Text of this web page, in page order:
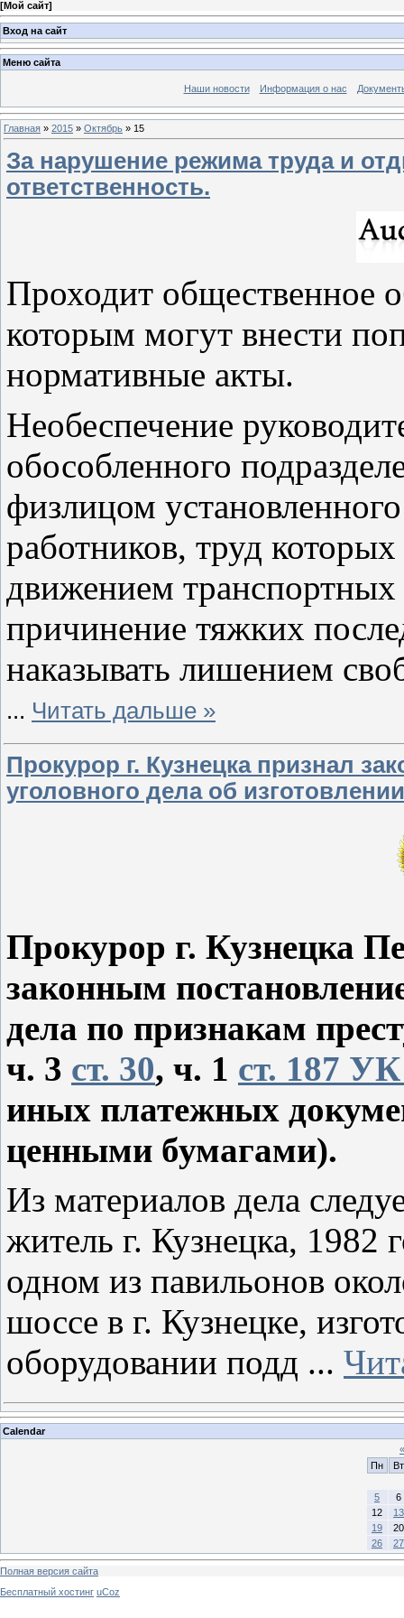
[Мой сайт]
Вход на сайт
Меню сайта
Наши новости Информация о нас
Главная » 2015 » Октябрь » 15
За нарушение режима труда и
ответственность.
Проходит общественное
которым могут внести
нормативные акты.
Необеспечение
обособленного
физлицом
работников, труд
движением транспортных
причинение тяжких
наказывать лишением
... Читать дальше »
Прокурор г. Кузнецка признал
уголовного дела об
Прокурор г. Кузнецка
законным
дела по признакам
ч. 3 ст. 30, ч. 1 ст. 187
иных платежных
ценными бумагами).
Из материалов дела
житель г. Кузнецка, 1982
одном из павильонов
шоссе в г. Кузнецке,
оборудовании подд ...
Calendar
«
Пн
Вт
5
6
12
13
19
20
26
27
Полная версия сайта
Бесплатный хостинг uCoz